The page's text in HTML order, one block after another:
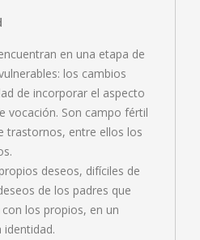
en una etapa de
los cambios
de incorporar el aspecto
vocación. Son campo fértil
trastornos, entre ellos los
deseos, difíciles de
de los padres que
los propios, en un